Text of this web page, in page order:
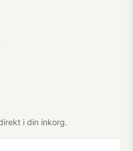
i din inkorg.